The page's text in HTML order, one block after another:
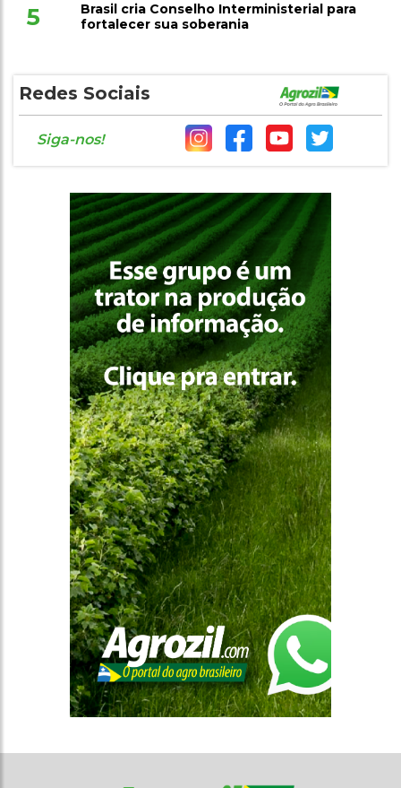
5
Brasil cria Conselho Interministerial para
fortalecer sua soberania
Redes Sociais
Siga-nos!